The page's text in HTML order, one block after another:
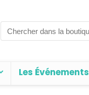
Search
for:
Les Événements